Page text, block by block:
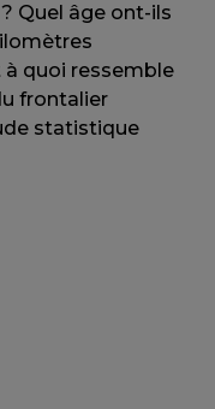
Quel âge ont-ils
à quoi ressemble
frontalier
statistique